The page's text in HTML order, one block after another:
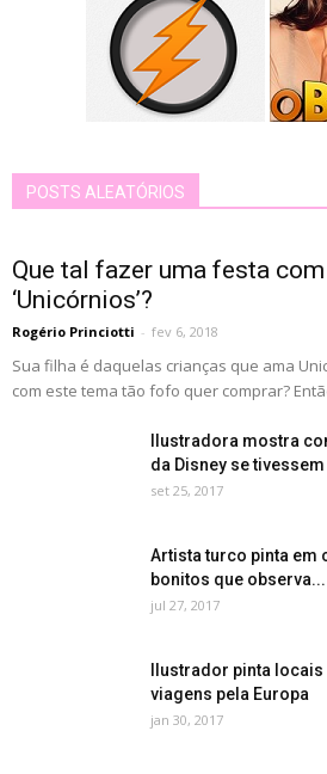
POSTS ALEATÓRIOS
Que tal fazer uma festa
‘Unicórnios’?
Rogério Princiotti - fev 6, 2018
Sua filha é daquelas crianças que ama
com este tema tão fofo quer comprar?
Ilustradora mostra
da Disney se
set 25, 2017
Artista turco pinta em
bonitos que observa...
jul 27, 2017
Ilustrador pinta
viagens pela Europa
jan 30, 2017